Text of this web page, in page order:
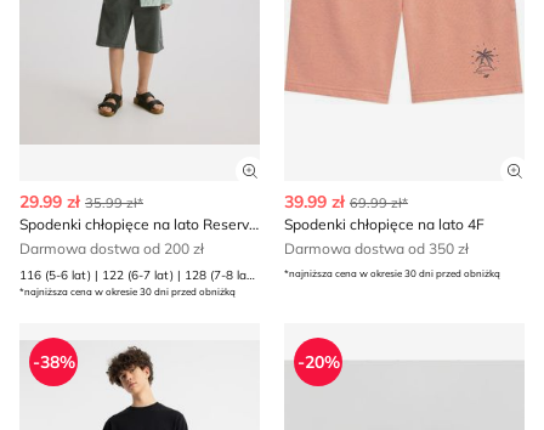
Zobacz szczegóły produktu
29.99 zł 35.99 zł*
Spodenki chłopięce na lato Reserved
Darmowa dostwa od 200 zł
116 (5-6 lat) | 122 (6-7 lat) | 128 (7-8 lat) | 134 (8 lat) | 140 (9 lat) | 146 (10 lat) | 152 (11 lat) | 158 (12 lat) | 164 (13 lat) | 170 (13-14 lat)
*najniższa cena w okresie 30 dni przed obniżką
39.99 zł 69.99 zł*
Spodenki chłopięce na lato 4F
Darmowa dostwa od 350 zł
*najniższa cena w okresie 30 dni przed obniżką
Reporter - Spodenki chłopięce na lato
-38%
Spodenki chłopięce casual
-20%